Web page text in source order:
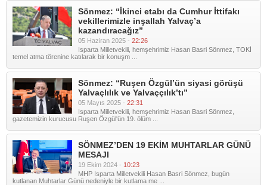
Sönmez: “İkinci etabı da Cumhur İttifakı
vekillerimizle inşallah Yalvaç’a
kazandıracağız”
05 Haziran 2025 - 22:26
Isparta Milletvekili, hemşehrimiz Hasan Basri Sönmez, TOKİ
temel atma törenine katılarak bir konuşm ...
Sönmez: “Ruşen Özgül’ün siyasi görüşü
Yalvaçlılık ve Yalvaççılık’tı”
05 Mayıs 2025 - 22:31
Isparta Milletvekili, hemşehrimiz Hasan Basri Sönmez,
gazetemizin kurucusu Ruşen Özgül'ün 19. ölüm ...
SÖNMEZ’DEN 19 EKİM MUHTARLAR GÜNÜ
MESAJI
19 Ekim 2024 - 10:23
MHP Isparta Milletvekili Hasan Basri Sönmez, bugün
kutlanan Muhtarlar Günü nedeniyle bir kutlama me ...